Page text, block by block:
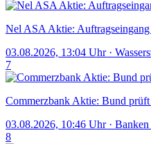
Nel ASA Aktie:
03.08.2026, 13:04 Uhr ·
7
Commerzbank Aktie: Bund
03.08.2026, 10:46 Uhr ·
8